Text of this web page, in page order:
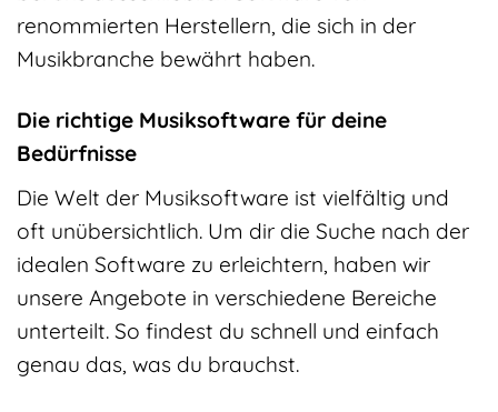
renommierten Herstellern, die sich in der
Musikbranche bewährt haben.
Die richtige Musiksoftware für deine
Bedürfnisse
Die Welt der Musiksoftware ist vielfältig und
oft unübersichtlich. Um dir die Suche nach der
idealen Software zu erleichtern, haben wir
unsere Angebote in verschiedene Bereiche
unterteilt. So findest du schnell und einfach
genau das, was du brauchst.